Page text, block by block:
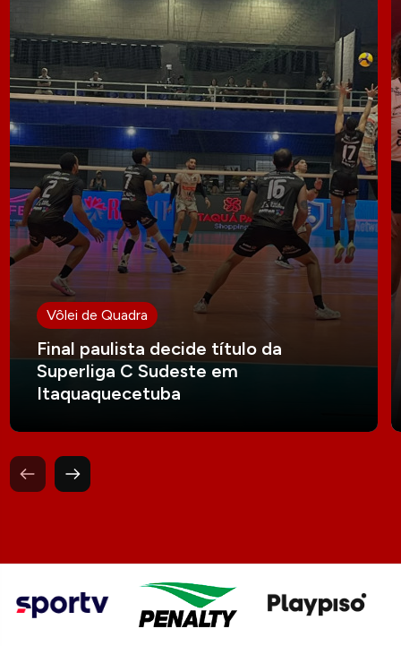
Vôlei de Quadra
Final paulista decide título da
Superliga C Sudeste em
Itaquaquecetuba